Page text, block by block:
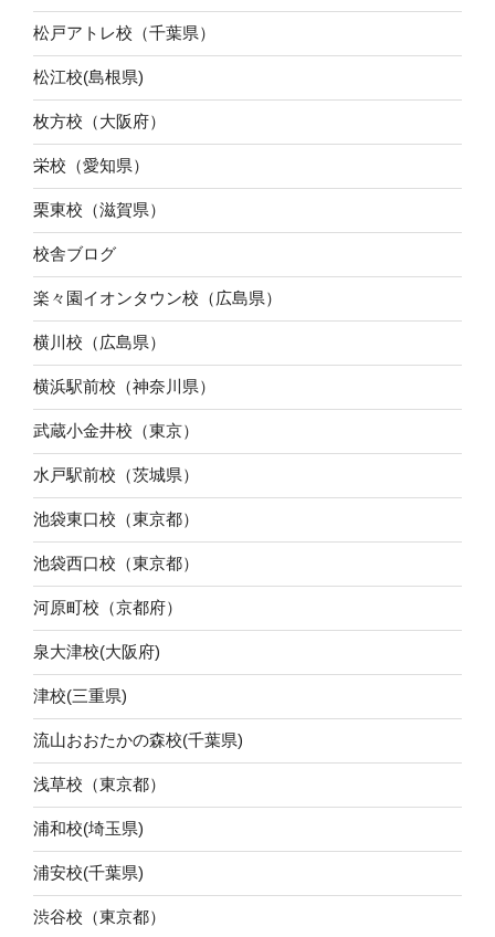
松戸アトレ校（千葉県）
松江校(島根県)
枚方校（大阪府）
栄校（愛知県）
栗東校（滋賀県）
校舎ブログ
楽々園イオンタウン校（広島県）
横川校（広島県）
横浜駅前校（神奈川県）
武蔵小金井校（東京）
水戸駅前校（茨城県）
池袋東口校（東京都）
池袋西口校（東京都）
河原町校（京都府）
泉大津校(大阪府)
津校(三重県)
流山おおたかの森校(千葉県)
浅草校（東京都）
浦和校(埼玉県)
浦安校(千葉県)
渋谷校（東京都）